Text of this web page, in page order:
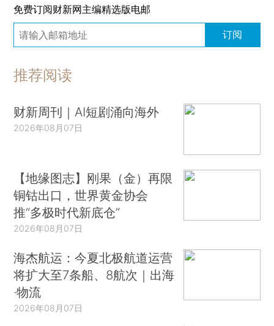
免费订阅财新网主编精选版电邮
订阅
推荐阅读
财新周刊｜AI短剧涌向海外
2026年08月07日
【地缘图志】刚果（金）再限
铜钴出口，世界黄金协会
推“多极时代新底仓”
2026年08月07日
海杰航运：今夏北极航道运营
将扩大至7条船、8航次｜出海
·物流
2026年08月07日